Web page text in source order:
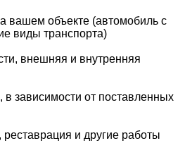
вашем объекте (автомобиль с
виды транспорта)
внешняя и внутренняя
зависимости от поставленных
и другие работы